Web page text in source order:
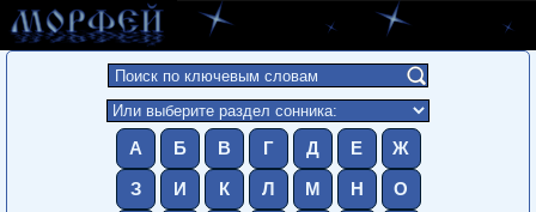
А Б В Г Д Е Ж
З И К Л М Н О